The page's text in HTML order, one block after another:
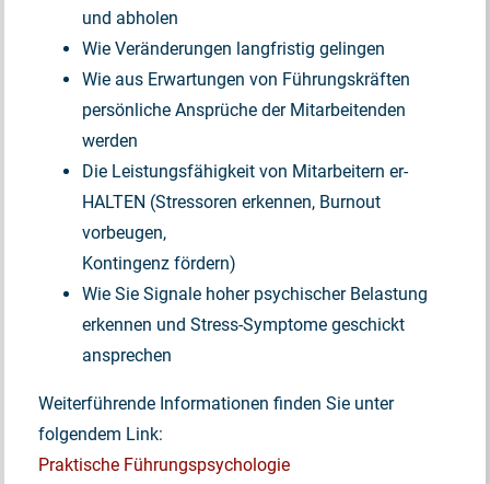
und abholen
Wie Veränderungen langfristig gelingen
Wie aus Erwartungen von Führungskräften
persönliche Ansprüche der Mitarbeitenden
werden
Die Leistungsfähigkeit von Mitarbeitern er-
HALTEN (Stressoren erkennen, Burnout
vorbeugen,
Kontingenz fördern)
Wie Sie Signale hoher psychischer Belastung
erkennen und Stress-Symptome geschickt
ansprechen
Weiterführende Informationen finden Sie unter
folgendem Link:
Praktische Führungspsychologie